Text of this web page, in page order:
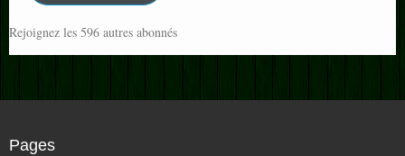
Rejoignez les 596 autres abonnés
Pages